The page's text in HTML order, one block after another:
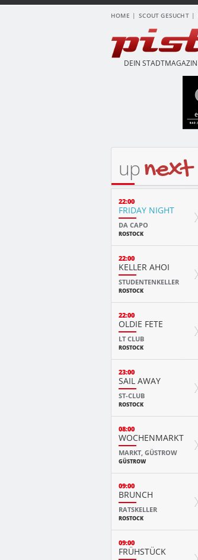
HOME SCOUT GESUCHT
DEIN STADTMAGAZIN
upnext
22:00
FRIDAY NIGHT
DA CAPO
ROSTOCK
22:00
KELLER AHOI
STUDENTENKELLER
ROSTOCK
22:00
OLDIE FETE
LT CLUB
ROSTOCK
23:00
SAIL AWAY
ST-CLUB
ROSTOCK
08:00
WOCHENMARKT
MARKT, GÜSTROW
GÜSTROW
09:00
BRUNCH
RATSKELLER
ROSTOCK
09:00
FRÜHSTÜCK